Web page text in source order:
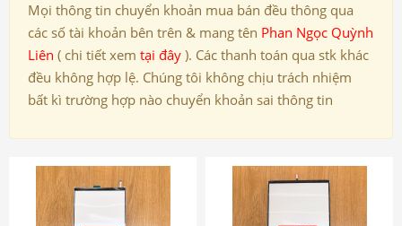
Mọi thông tin chuyển khoản mua bán đều thông qua
các số tài khoản bên trên & mang tên Phan Ngọc Quỳnh
Liên ( chi tiết xem tại đây ). Các thanh toán qua stk khác
đều không hợp lệ. Chúng tôi không chịu trách nhiệm
bất kì trường hợp nào chuyển khoản sai thông tin